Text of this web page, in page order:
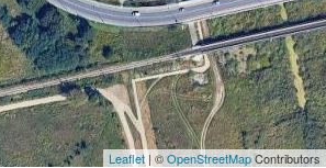
Leaflet | ©OpenStreetMapContributors